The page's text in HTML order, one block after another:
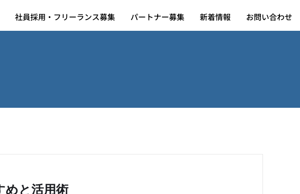
社員採用・フリーランス募集 パートナー募集 新着情報 お問い合わせ
社員採用・フリーランス募集 パートナー募集 新着情報 お問い合わせ
めと活用術